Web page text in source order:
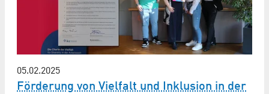
05.02.2025
Förderung von Vielfalt und Inklusion in der